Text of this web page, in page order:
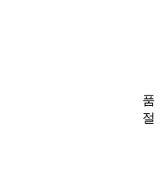
품
절